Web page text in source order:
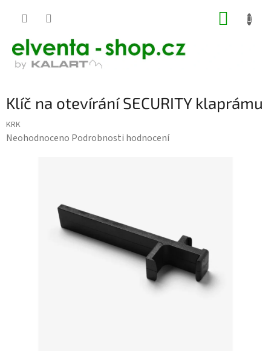
Klíč na otevírání SECURITY klaprámu
KRK
Průměrné
Neohodnoceno Podrobnosti hodnocení